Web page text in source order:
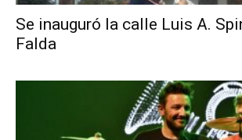
Se inauguró la calle Luis A.
Falda